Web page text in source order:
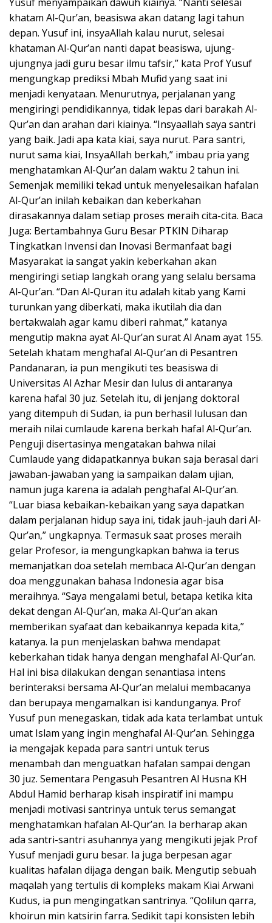
khatam Al-Qur’an, beasiswa akan datang lagi tahun
depan. Yusuf ini, insyaAllah kalau nurut, selesai
khataman Al-Qur’an nanti dapat beasiswa, ujung-
ujungnya jadi guru besar ilmu tafsir,” kata Prof Yusuf
mengungkap prediksi Mbah Mufid yang saat ini
menjadi kenyataan. Menurutnya, perjalanan yang
mengiringi pendidikannya, tidak lepas dari barakah Al-
Qur’an dan arahan dari kiainya. “Insyaallah saya santri
yang baik. Jadi apa kata kiai, saya nurut. Para santri,
nurut sama kiai, InsyaAllah berkah,” imbau pria yang
menghatamkan Al-Qur’an dalam waktu 2 tahun ini.
Semenjak memiliki tekad untuk menyelesaikan hafalan
Al-Qur’an inilah kebaikan dan keberkahan
dirasakannya dalam setiap proses meraih cita-cita. Baca
Juga: Bertambahnya Guru Besar PTKIN Diharap
Tingkatkan Invensi dan Inovasi Bermanfaat bagi
Masyarakat ia sangat yakin keberkahan akan
mengiringi setiap langkah orang yang selalu bersama
Al-Qur’an. “Dan Al-Quran itu adalah kitab yang Kami
turunkan yang diberkati, maka ikutilah dia dan
bertakwalah agar kamu diberi rahmat,” katanya
mengutip makna ayat Al-Qur’an surat Al Anam ayat 155.
Setelah khatam menghafal Al-Qur’an di Pesantren
Pandanaran, ia pun mengikuti tes beasiswa di
Universitas Al Azhar Mesir dan lulus di antaranya
karena hafal 30 juz. Setelah itu, di jenjang doktoral
yang ditempuh di Sudan, ia pun berhasil lulusan dan
meraih nilai cumlaude karena berkah hafal Al-Qur’an.
Penguji disertasinya mengatakan bahwa nilai
Cumlaude yang didapatkannya bukan saja berasal dari
jawaban-jawaban yang ia sampaikan dalam ujian,
namun juga karena ia adalah penghafal Al-Qur’an.
“Luar biasa kebaikan-kebaikan yang saya dapatkan
dalam perjalanan hidup saya ini, tidak jauh-jauh dari Al-
Qur’an,” ungkapnya. Termasuk saat proses meraih
gelar Profesor, ia mengungkapkan bahwa ia terus
memanjatkan doa setelah membaca Al-Qur’an dengan
doa menggunakan bahasa Indonesia agar bisa
meraihnya. “Saya mengalami betul, betapa ketika kita
dekat dengan Al-Qur’an, maka Al-Qur’an akan
memberikan syafaat dan kebaikannya kepada kita,”
katanya. Ia pun menjelaskan bahwa mendapat
keberkahan tidak hanya dengan menghafal Al-Qur’an.
Hal ini bisa dilakukan dengan senantiasa intens
berinteraksi bersama Al-Qur’an melalui membacanya
dan berupaya mengamalkan isi kandunganya. Prof
Yusuf pun menegaskan, tidak ada kata terlambat untuk
umat Islam yang ingin menghafal Al-Qur’an. Sehingga
ia mengajak kepada para santri untuk terus
menambah dan menguatkan hafalan sampai dengan
30 juz. Sementara Pengasuh Pesantren Al Husna KH
Abdul Hamid berharap kisah inspiratif ini mampu
menjadi motivasi santrinya untuk terus semangat
menghatamkan hafalan Al-Qur’an. Ia berharap akan
ada santri-santri asuhannya yang mengikuti jejak Prof
Yusuf menjadi guru besar. Ia juga berpesan agar
kualitas hafalan dijaga dengan baik. Mengutip sebuah
maqalah yang tertulis di kompleks makam Kiai Arwani
Kudus, ia pun mengingatkan santrinya. “Qolilun qarra,
khoirun min katsirin farra. Sedikit tapi konsisten lebih